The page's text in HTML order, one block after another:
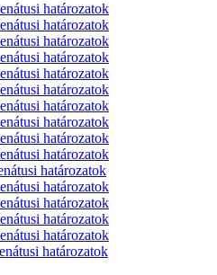
határozatok
határozatok
határozatok
határozatok
határozatok
határozatok
határozatok
határozatok
határozatok
határozatok
határozatok
határozatok
határozatok
határozatok
határozatok
határozatok